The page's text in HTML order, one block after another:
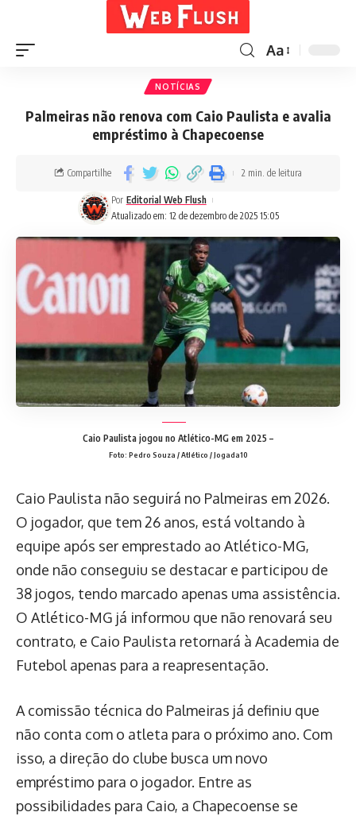
Aa
NOTÍCIAS
Palmeiras não renova com Caio Paulista e avalia
empréstimo à Chapecoense
Atualizado em: 12 de dezembro de 2025 15:05
Por Editorial Web Flush
Compartilhe 2 min. de leitura
Caio Paulista jogou no Atlético-MG em 2025 –
Foto: Pedro Souza / Atlético / Jogada10
Caio Paulista não seguirá no Palmeiras em 2026.
O jogador, que tem 26 anos, está voltando à
equipe após ser emprestado ao Atlético-MG,
onde não conseguiu se destacar e participou de
38 jogos, tendo marcado apenas uma assistência.
O Atlético-MG já informou que não renovará seu
contrato, e Caio Paulista retornará à Academia de
Futebol apenas para a reapresentação.
A comissão técnica do Palmeiras já definiu que
não conta com o atleta para o próximo ano. Com
isso, a direção do clube busca um novo
empréstimo para o jogador. Entre as
possibilidades para Caio, a Chapecoense se